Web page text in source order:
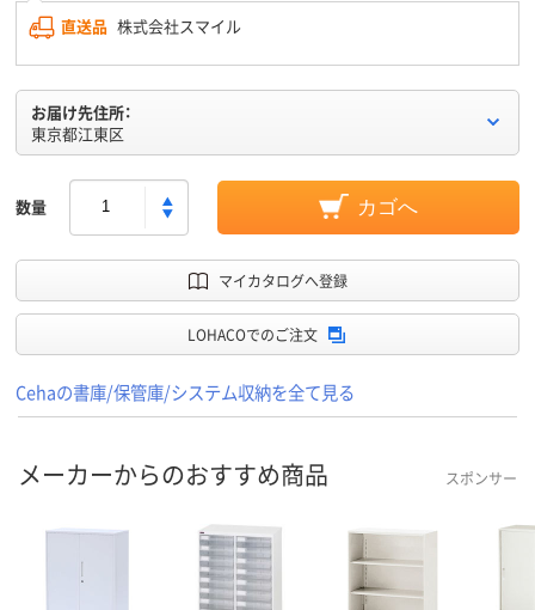
直送品 株式会社スマイル
お届け先住所：
東京都江東区
数量 カゴへ
マイカタログへ登録
LOHACOでのご注文
Cehaの書庫/保管庫/システム収納を全て見る
メーカーからのおすすめ商品 スポンサー